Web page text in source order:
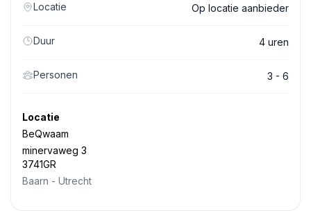
Locatie Op locatie aanbieder
Duur 4 uren
Personen 3 - 6
Locatie
BeQwaam
minervaweg 3
3741GR
Baarn - Utrecht